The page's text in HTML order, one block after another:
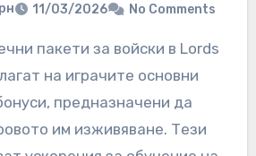
11/03/2026 No Comments
на играчите основни
предназначени да
им изживяване. Тези